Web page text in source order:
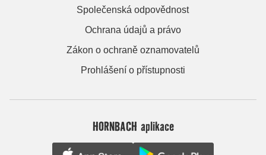
Společenská odpovědnost
Ochrana údajů a právo
Zákon o ochraně oznamovatelů
Prohlášení o přístupnosti
HORNBACH aplikace